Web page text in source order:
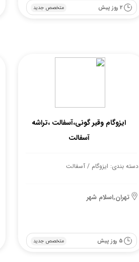
متخصص جدید 2 روز پیش
ایزوگام وقیر گونی،آسفالت ،تراشه
آسفالت
دسته بندی: ایزوگام / آسفالت
تهران,اسلام شهر
متخصص جدید 5 روز پیش